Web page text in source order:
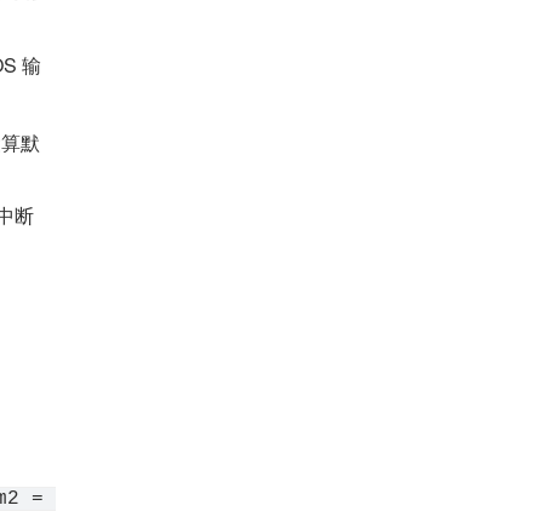
输
默
断
=